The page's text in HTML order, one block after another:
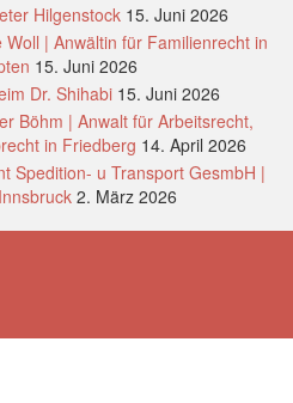
Hilgenstock 15. Juni 2026
| Anwältin für Familienrecht in
15. Juni 2026
Dr. Shihabi 15. Juni 2026
Böhm | Anwalt für Arbeitsrecht,
in Friedberg 14. April 2026
Spedition- u Transport GesmbH |
2. März 2026